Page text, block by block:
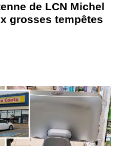
de LCN Michel
grosses tempêtes